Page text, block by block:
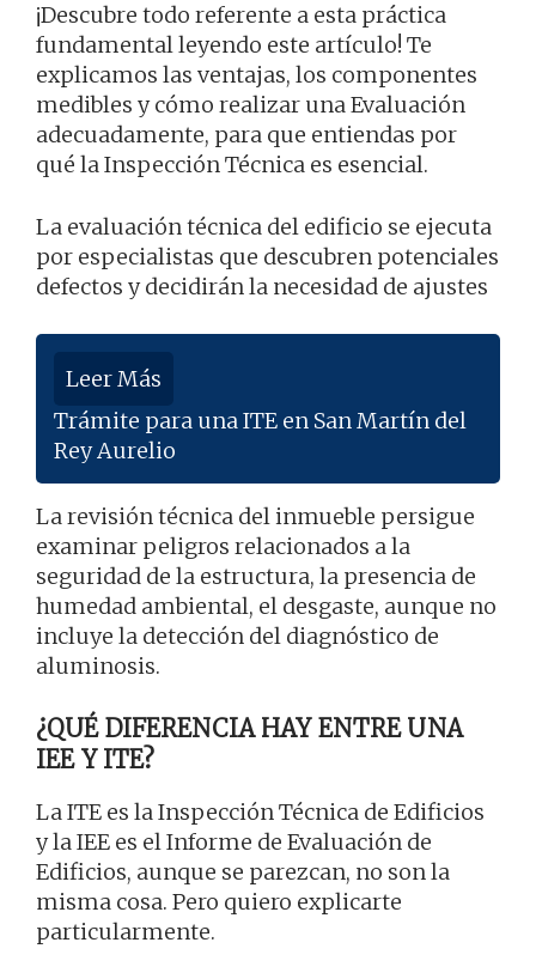
¡Descubre todo referente a esta práctica
fundamental leyendo este artículo! Te
explicamos las ventajas, los componentes
medibles y cómo realizar una Evaluación
adecuadamente, para que entiendas por
qué la Inspección Técnica es esencial.
La evaluación técnica del edificio se ejecuta
por especialistas que descubren potenciales
defectos y decidirán la necesidad de ajustes
Leer Más
Trámite para una ITE en San Martín del
Rey Aurelio
La revisión técnica del inmueble persigue
examinar peligros relacionados a la
seguridad de la estructura, la presencia de
humedad ambiental, el desgaste, aunque no
incluye la detección del diagnóstico de
aluminosis.
¿QUÉ DIFERENCIA HAY ENTRE UNA
IEE Y ITE?
La ITE es la Inspección Técnica de Edificios
y la IEE es el Informe de Evaluación de
Edificios, aunque se parezcan, no son la
misma cosa. Pero quiero explicarte
particularmente.